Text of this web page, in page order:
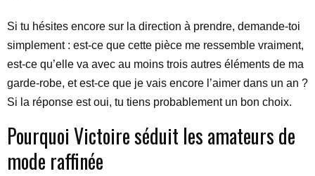
Si tu hésites encore sur la direction à prendre, demande-toi
simplement : est-ce que cette pièce me ressemble vraiment,
est-ce qu’elle va avec au moins trois autres éléments de ma
garde-robe, et est-ce que je vais encore l’aimer dans un an ?
Si la réponse est oui, tu tiens probablement un bon choix.
Pourquoi Victoire séduit les amateurs de
mode raffinée